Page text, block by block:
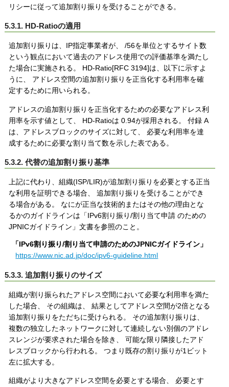
リシーに従って追加割り振りを受けることができる。
5.3.1. HD-Ratioの適用
追加割り振りは、IP指定事業者が、 /56を単位とするサイト数
という観点において過去のアドレス使用での評価基準を満たし
た場合に実施される。 HD-Ratio[RFC 3194]は、以下に示すよ
うに、 アドレス空間の追加割り振りを正当化する利用率を確
定するために用いられる。
アドレスの追加割り振りを正当化するための必要なアドレス利
用率を示す値として、 HD-Ratioは 0.94が採用される。 付録 A
は、アドレスブロックのサイズに対して、 必要な利用率を達
成するために必要な割り当て数を示した表である。
5.3.2. 代替の追加割り振り基準
上記に代わり、組織(ISP/LIR)が追加割り振りを必要とする正当
な利用を証明できる場合、 追加割り振りを受けることができ
る場合がある。 なにが正当な技術的またはその他の理由とな
るかのガイドラインは「IPv6割り振り/割り当て申請 のための
JPNICガイドライン」文書を参照のこと。
「IPv6割り振り/割り当て申請のためのJPNICガイドライン」
https://www.nic.ad.jp/doc/ipv6-guideline.html
5.3.3. 追加割り振りのサイズ
組織が割り振られたアドレス空間において必要な利用率を満た
した場合、 その組織は、 結果としてアドレス空間が2倍となる
追加割り振りをただちに受けられる。 その追加割り振りは、
複数の独立したネットワークに対して連続しない別個のアドレ
スレンジが要求された場合を除き、 可能な限り隣接したアド
レスブロックから行われる。 つまり既存の割り振りが1ビット
左に拡大する。
組織がより大きなアドレス空間を必要とする場合、 必要とす